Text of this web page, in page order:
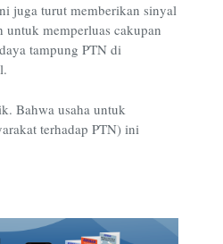
juga turut memberikan sinyal
untuk memperluas cakupan
tampung PTN di
Bahwa usaha untuk
terhadap PTN) ini